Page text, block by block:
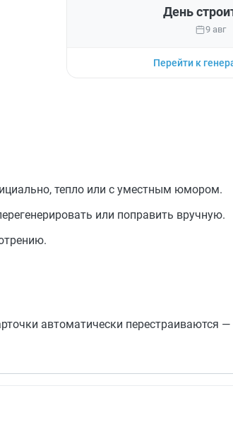
День
9 авг
Перейти к
тепло или с уместным юмором.
или поправить вручную.
автоматически перестраиваются